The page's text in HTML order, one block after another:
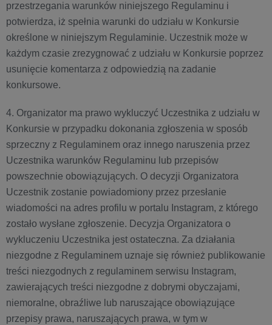
przestrzegania warunków niniejszego Regulaminu i
potwierdza, iż spełnia warunki do udziału w Konkursie
określone w niniejszym Regulaminie. Uczestnik może w
każdym czasie zrezygnować z udziału w Konkursie poprzez
usunięcie komentarza z odpowiedzią na zadanie
konkursowe.
4. Organizator ma prawo wykluczyć Uczestnika z udziału w
Konkursie w przypadku dokonania zgłoszenia w sposób
sprzeczny z Regulaminem oraz innego naruszenia przez
Uczestnika warunków Regulaminu lub przepisów
powszechnie obowiązujących. O decyzji Organizatora
Uczestnik zostanie powiadomiony przez przesłanie
wiadomości na adres profilu w portalu Instagram, z którego
zostało wysłane zgłoszenie. Decyzja Organizatora o
wykluczeniu Uczestnika jest ostateczna. Za działania
niezgodne z Regulaminem uznaje się również publikowanie
treści niezgodnych z regulaminem serwisu Instagram,
zawierających treści niezgodne z dobrymi obyczajami,
niemoralne, obraźliwe lub naruszające obowiązujące
przepisy prawa, naruszających prawa, w tym w